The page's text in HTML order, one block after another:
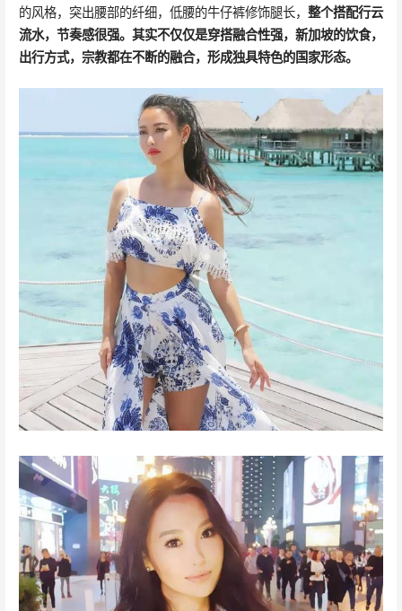
的风格，突出腰部的纤细，低腰的牛仔裤修饰腿长， 整个搭配行云
流水，节奏感很强。其实不仅仅是穿搭融合性强，新加坡的饮食，
出行方式，宗教都在不断的融合，形成独具特色的国家形态。